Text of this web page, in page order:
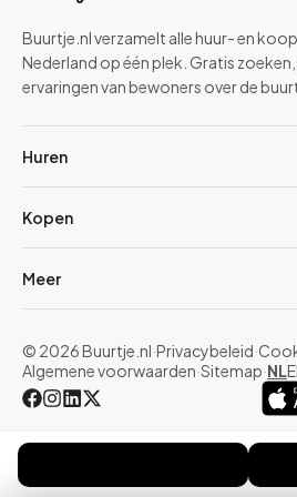
Buurtje.nl verzamelt alle huur- en
Nederland op één plek. Gratis
ervaringen van bewoners over de
Huren
Kopen
Meer
© 2026 Buurtje.nl·Privacybeleid·
Algemene voorwaarden·Sitemap·NL